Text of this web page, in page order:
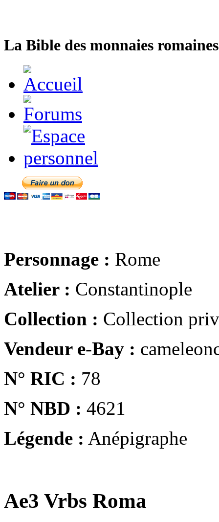
La Bible des monnaies
Personnage : Rome
Atelier : Constantinople
Collection : Collection
Vendeur e-Bay :
N° RIC : 78
N° NBD : 4621
Légende : Anépigraphe
Ae3 Vrbs Roma